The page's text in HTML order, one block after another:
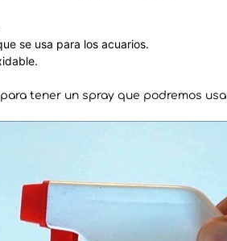
se usa para los acuarios.
tener un spray que podremos